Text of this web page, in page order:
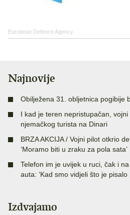
European Defence Agency
Najnovije
Obilježena 31. obljetnica pogibije
I kad je teren nepristupačan,
njemačkog turista na Dinari
BRZA AKCIJA / Vojni pilot otkrio
‘Moramo biti u zraku za pola sata’
Telefon im je uvijek u ruci, čak i
auta: ‘Kad smo vidjeli što je
Izdvajamo